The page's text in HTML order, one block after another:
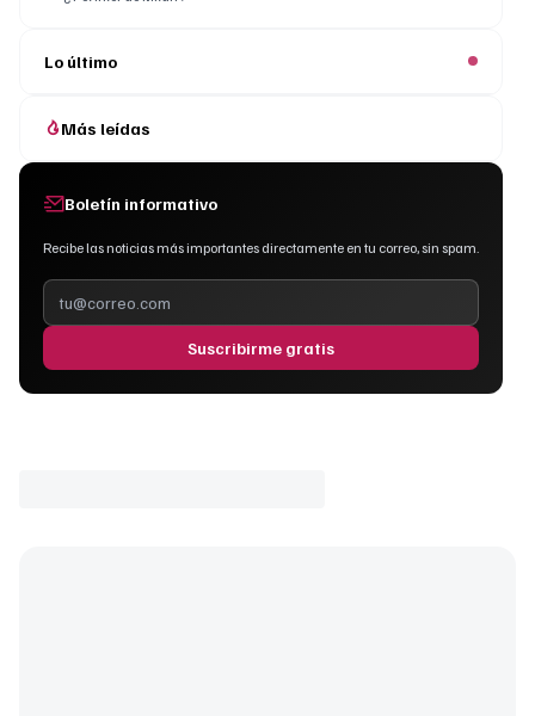
Lo último
Más leídas
Boletín informativo
Recibe las noticias más importantes directamente en tu correo, sin spam.
Suscribirme gratis